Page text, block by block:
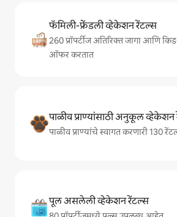
फॅमिली-फ्रेंडली व्हेकेशन रेंटल्स
260 प्रॉपर्टीज अतिरिक्त जागा आणि
ऑफर करतात
पाळीव प्राण्यांसाठी अनुकूल
पाळीव प्राण्यांचे स्वागत करणारी 130
पूल असलेली व्हेकेशन रेंटल्स